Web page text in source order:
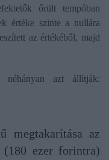
őrült tempóban
értéke szinte a nullára
az értékéből, majd
néhányan azt állítják:
megtakarítása az
(180 ezer forintra)